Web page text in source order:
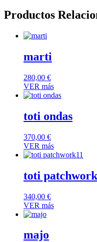
Productos
marti
280,00 €
VER más
toti ondas
370,00 €
VER más
toti
340,00 €
VER más
majo